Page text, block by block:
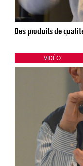
Des produits de
VIDÉO